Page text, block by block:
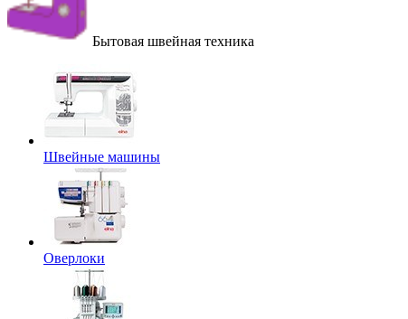
Бытовая швейная техника
Швейные машины
Оверлоки